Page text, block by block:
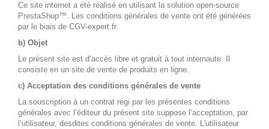
Ce site internet a été réalisé en utilisant la solution open-source
PrestaShop™. Les conditions générales de vente ont été générées
par le biais de CGV-expert.fr.
b) Objet
Le présent site est d’accès libre et gratuit à tout internaute. Il
consiste en un site de vente de produits en ligne.
c) Acceptation des conditions générales de vente
La souscription à un contrat régi par les présentes conditions
générales avec l’éditeur du présent site suppose l’acceptation, par
l’utilisateur, desdites conditions générales de vente. L'utilisateur